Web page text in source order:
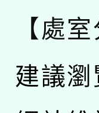
【處
建議